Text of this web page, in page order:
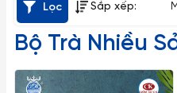
Lọc Sắp xếp:
Bộ Trà Nhiều